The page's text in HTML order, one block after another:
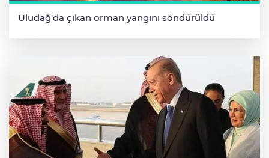
Uludağ'da çıkan orman yangını söndürüldü